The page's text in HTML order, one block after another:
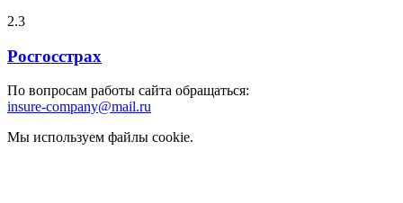
2.3
Росгосстрах
По вопросам работы сайта обращаться:
insure-company@mail.ru
Мы используем файлы cookie.